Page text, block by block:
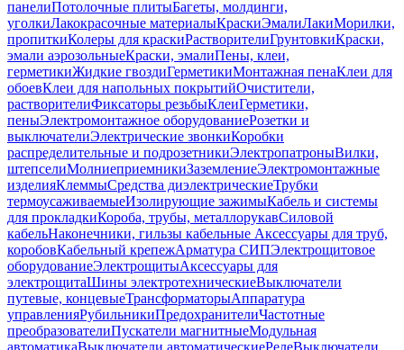
панелиПотолочные плитыБагеты, молдинги,
уголкиЛакокрасочные материалыКраскиЭмалиЛакиМорилки,
пропиткиКолеры для краскиРастворителиГрунтовкиКраски,
эмали аэрозольныеКраски, эмалиПены, клеи,
герметикиЖидкие гвоздиГерметикиМонтажная пенаКлеи для
обоевКлеи для напольных покрытийОчистители,
растворителиФиксаторы резьбыКлеиГерметики,
пеныЭлектромонтажное оборудованиеРозетки и
выключателиЭлектрические звонкиКоробки
распределительные и подрозетникиЭлектропатроныВилки,
штепселиМолниеприемникиЗаземлениеЭлектромонтажные
изделияКлеммыСредства диэлектрическиеТрубки
термоусаживаемыеИзолирующие зажимыКабель и системы
для прокладкиКороба, трубы, металлорукавСиловой
кабельНаконечники, гильзы кабельные Аксессуары для труб,
коробовКабельный крепежАрматура СИПЭлектрощитовое
оборудованиеЭлектрощитыАксессуары для
электрощитаШины электротехническиеВыключатели
путевые, концевыеТрансформаторыАппаратура
управленияРубильникиПредохранителиЧастотные
преобразователиПускатели магнитныеМодульная
автоматикаВыключатели автоматическиеРелеВыключатели